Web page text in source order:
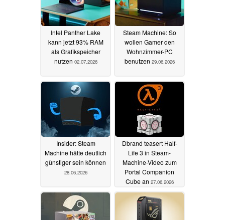
Intel Panther Lake
kann jetzt 93% RAM
als Grafikspeicher
nutzen 02.07.2026
Steam Machine: So
wollen Gamer den
Wohnzimmer-PC
benutzen 29.06.2026
Insider: Steam
Machine hätte deutlich
günstiger sein können
28.06.2026
Dbrand teasert Half-
Life 3 in Steam-
Machine-Video zum
Portal Companion
Cube an 27.06.2026